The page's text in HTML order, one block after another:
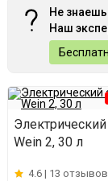
Не
Наш
Wein 2, 30 л
4.6 | 13 отзывов